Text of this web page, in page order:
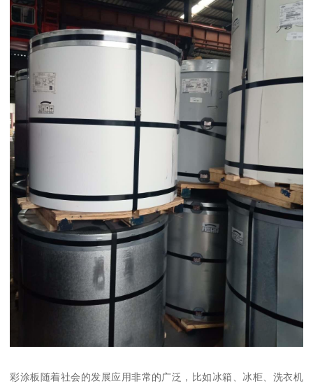
彩涂板随着社会的发展应用非常的广泛，比如冰箱、冰柜、洗衣机